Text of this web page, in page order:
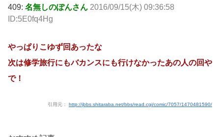
409: 名無しのぽんさん 2016/09/15(木) 09:36:58
ID:5E0fq4Hg
やっぱりこゆず回あったな
次は修学旅行にもバカンスにも行けなかったあの人の回や
で！
引用元： http://jbbs.shitaraba.net/bbs/read.cgi/comic/7057/1470481590/